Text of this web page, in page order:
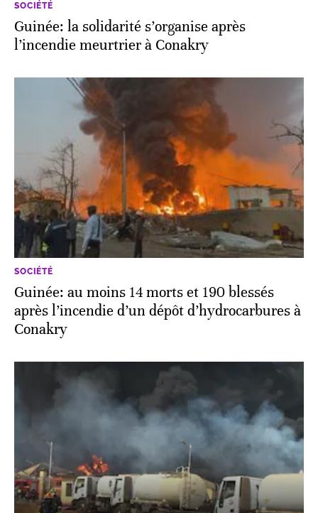
SOCIÉTÉ
Guinée: la solidarité s’organise après
l’incendie meurtrier à Conakry
SOCIÉTÉ
Guinée: au moins 14 morts et 190 blessés
après l’incendie d’un dépôt d’hydrocarbures à
Conakry